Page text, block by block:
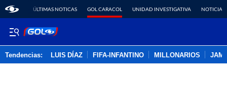
ÚLTIMAS NOTICAS GOL CARACOL UNIDAD INVESTIGATIVA NOTICIAS
Tendencias: LUIS DÍAZ FIFA-INFANTINO MILLONARIOS